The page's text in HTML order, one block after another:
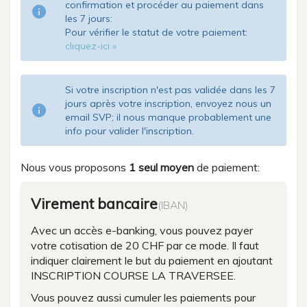
info
confirmation et procéder au paiement dans
les 7 jours:
Pour vérifier le statut de votre paiement:
cliquez-ici »
info
Si votre inscription n'est pas validée dans les 7
jours après votre inscription, envoyez nous un
email SVP; il nous manque probablement une
info pour valider l'inscription.
Nous vous proposons 1 seul moyen de paiement:
Virement bancaire(IBAN)
Avec un accès e-banking, vous pouvez payer
votre cotisation de 20 CHF par ce mode. Il faut
indiquer clairement le but du paiement en ajoutant
INSCRIPTION COURSE LA TRAVERSEE.
Vous pouvez aussi cumuler les paiements pour